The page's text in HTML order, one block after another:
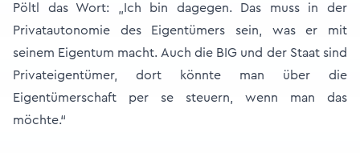
Pöltl das Wort: „Ich bin dagegen. Das muss in der
Privatautonomie des Eigentümers sein, was er mit
seinem Eigentum macht. Auch die BIG und der Staat sind
Privateigentümer, dort könnte man über die
Eigentümerschaft per se steuern, wenn man das
möchte.“